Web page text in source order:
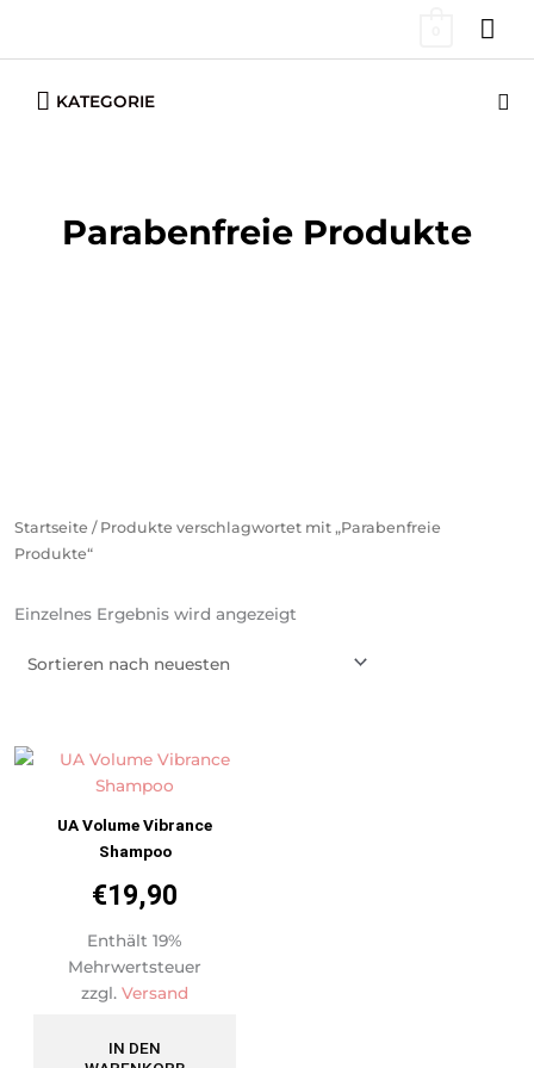
springen
KATEGORIE
Parabenfreie Produkte
Startseite / Produkte verschlagwortet mit „Parabenfreie
Produkte“
Einzelnes Ergebnis wird angezeigt
UA Volume Vibrance
Shampoo
€19,90
Enthält 19%
Mehrwertsteuer
zzgl. Versand
IN DEN